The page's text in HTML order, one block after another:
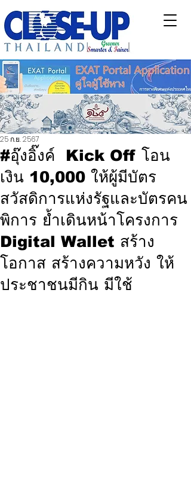
#อุ๊งอิ๊งค์ Kick Off โอน
เงิน 10,000 ให้ผู้มีบัตร
สวัสดิการแห่งรัฐและบัตรคน
พิการ ย้ำเดินหน้าโครงการ
Digital Wallet สร้าง
โอกาส สร้างความหวัง ให้
ประชาชนมีกิน มีใช้
25 ก.ย. 2567